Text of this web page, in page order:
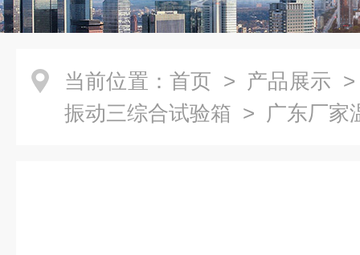
当前位置： 首页 > 产品展示
振动三综合试验箱 > 广东厂家